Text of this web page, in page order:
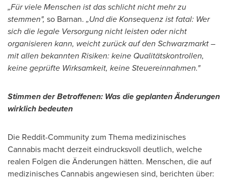
„Für viele Menschen ist das schlicht nicht mehr zu
stemmen", so Barnan. „Und die Konsequenz ist fatal: Wer
sich die legale Versorgung nicht leisten oder nicht
organisieren kann, weicht zurück auf den Schwarzmarkt –
mit allen bekannten Risiken: keine Qualitätskontrollen,
keine geprüfte Wirksamkeit, keine Steuereinnahmen."
Stimmen der Betroffenen: Was die geplanten Änderungen
wirklich bedeuten
Die Reddit-Community zum Thema medizinisches
Cannabis macht derzeit eindrucksvoll deutlich, welche
realen Folgen die Änderungen hätten. Menschen, die auf
medizinisches Cannabis angewiesen sind, berichten über: